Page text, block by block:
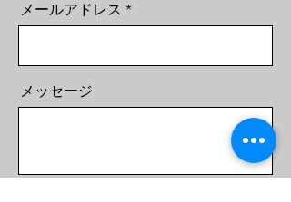
メールアドレス
メッセージ